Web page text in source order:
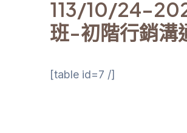
113/10/24-
班-初階行銷溝
[table id=7 /]